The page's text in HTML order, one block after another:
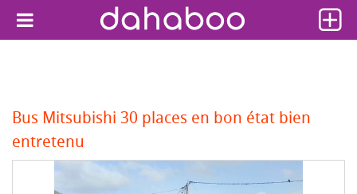
Bus Mitsubishi 30 places en bon état bien
entretenu